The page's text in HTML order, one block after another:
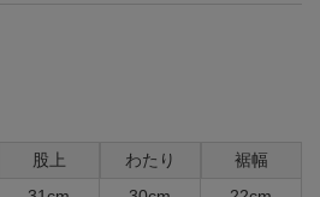
股上 わたり
裾幅